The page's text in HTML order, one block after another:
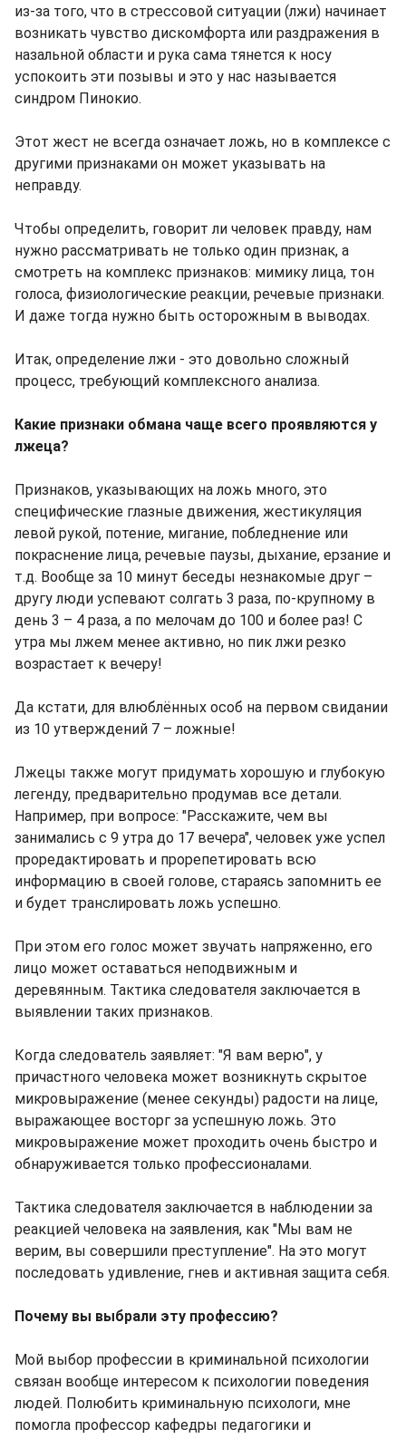
из-за того, что в стрессовой ситуации (лжи) начинает
возникать чувство дискомфорта или раздражения в
назальной области и рука сама тянется к носу
успокоить эти позывы и это у нас называется
синдром Пинокио.
Этот жест не всегда означает ложь, но в комплексе с
другими признаками он может указывать на
неправду.
Чтобы определить, говорит ли человек правду, нам
нужно рассматривать не только один признак, а
смотреть на комплекс признаков: мимику лица, тон
голоса, физиологические реакции, речевые признаки.
И даже тогда нужно быть осторожным в выводах.
Итак, определение лжи - это довольно сложный
процесс, требующий комплексного анализа.
Какие признаки обмана чаще всего проявляются у
лжеца?
Признаков, указывающих на ложь много, это
специфические глазные движения, жестикуляция
левой рукой, потение, мигание, побледнение или
покраснение лица, речевые паузы, дыхание, ерзание и
т.д. Вообще за 10 минут беседы незнакомые друг –
другу люди успевают солгать 3 раза, по-крупному в
день 3 – 4 раза, а по мелочам до 100 и более раз! С
утра мы лжем менее активно, но пик лжи резко
возрастает к вечеру!
Да кстати, для влюблённых особ на первом свидании
из 10 утверждений 7 – ложные!
Лжецы также могут придумать хорошую и глубокую
легенду, предварительно продумав все детали.
Например, при вопросе: "Расскажите, чем вы
занимались с 9 утра до 17 вечера", человек уже успел
проредактировать и прорепетировать всю
информацию в своей голове, стараясь запомнить ее
и будет транслировать ложь успешно.
При этом его голос может звучать напряженно, его
лицо может оставаться неподвижным и
деревянным. Тактика следователя заключается в
выявлении таких признаков.
Когда следователь заявляет: "Я вам верю", у
причастного человека может возникнуть скрытое
микровыражение (менее секунды) радости на лице,
выражающее восторг за успешную ложь. Это
микровыражение может проходить очень быстро и
обнаруживается только профессионалами.
Тактика следователя заключается в наблюдении за
реакцией человека на заявления, как "Мы вам не
верим, вы совершили преступление". На это могут
последовать удивление, гнев и активная защита себя.
Почему вы выбрали эту профессию?
Мой выбор профессии в криминальной психологии
связан вообще интересом к психологии поведения
людей. Полюбить криминальную психологи, мне
помогла профессор кафедры педагогики и